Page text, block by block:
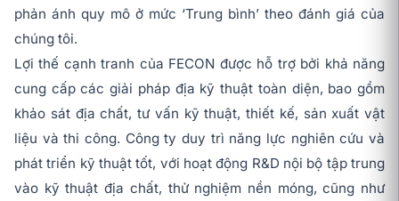
phản ánh quy mô ở mức ‘Trung bình’ theo đánh giá của
chúng tôi.
Lợi thế cạnh tranh của FECON được hỗ trợ bởi khả năng
cung cấp các giải pháp địa kỹ thuật toàn diện, bao gồm
khảo sát địa chất, tư vấn kỹ thuật, thiết kế, sản xuất vật
liệu và thi công. Công ty duy trì năng lực nghiên cứu và
phát triển kỹ thuật tốt, với hoạt động R&D nội bộ tập trung
vào kỹ thuật địa chất, thử nghiệm nền móng, cũng như